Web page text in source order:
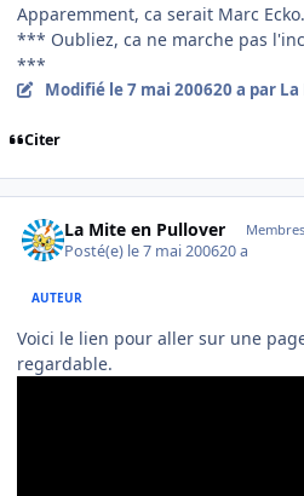
Apparemment, ca serait Marc
*** Oubliez, ca ne marche pas
***
Modifié le 7 mai 200620 a par
Citer
La Mite en Pullover
Posté(e) le 7 mai 200620 a
AUTEUR
Voici le lien pour aller sur une
regardable.